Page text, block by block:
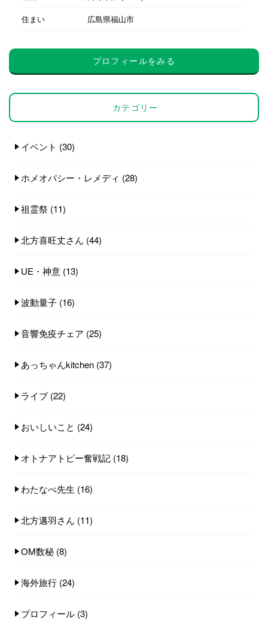
住まい
広島県福山市
プロフィールをみる
カテゴリー
イベント (30)
ホメオパシー・レメディ (28)
祖霊祭 (11)
北方喜旺丈さん (44)
UE・神意 (13)
波動量子 (16)
音響免疫チェア (25)
あっちゃんkitchen (37)
ライブ (22)
おいしいこと (24)
オトナアトピー奮戦記 (18)
わたなべ先生 (16)
北方邁羽さん (11)
OM数秘 (8)
海外旅行 (24)
プロフィール (3)